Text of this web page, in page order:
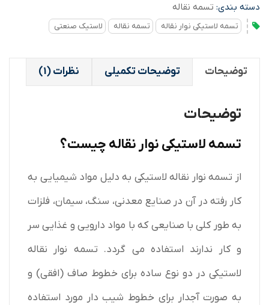
دسته بندی: تسمه نقاله
تسمه لاستیکی نوار نقاله تسمه نقاله لاستیک صنعتی
توضیحات توضیحات تکمیلی نظرات (1)
توضیحات
تسمه لاستیکی نوار نقاله چیست؟
از تسمه نوار نقاله لاستیکی به دلیل مواد شیمیایی به
کار رفته در آن در صنایع معدنی، سنگ، سیمان، فلزات
به طور کلی با صنایعی که با مواد دارویی و غذایی سر
و کار ندارند استفاده می گردد. تسمه نوار نقاله
لاستیکی در دو نوع ساده برای خطوط صاف (افقی) و
به صورت آجدار برای خطوط شیب دار مورد استفاده